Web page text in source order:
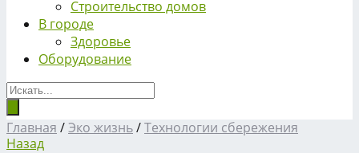
Строительство домов
В городе
Здоровье
Оборудование
Главная /Эко жизнь/Технологии сбережения
Назад